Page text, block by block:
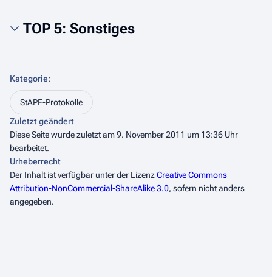
TOP 5: Sonstiges
Kategorie:
StAPF-Protokolle
Zuletzt geändert
Diese Seite wurde zuletzt am 9. November 2011 um 13:36 Uhr
bearbeitet.
Urheberrecht
Der Inhalt ist verfügbar unter der LizenzCreative Commons
Attribution-NonCommercial-ShareAlike 3.0, sofern nicht anders
angegeben.